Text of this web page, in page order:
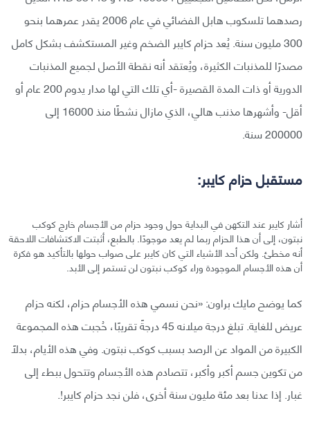
رصدهما تلسكوب هابل الفضائي في عام 2006 يقدر عمرهما بنحو
300 مليون سنة. يُعد حزام كايبر الضخم وغير المستكشف بشكل كامل
مصدرًا للمذنبات الكثيرة، ويُعتقد أنه نقطة الأصل لجميع المذنبات
الدورية أو ذات المدة القصيرة -أي تلك التي لها مدار يدوم 200 عام أو
أقل- وأشهرها مذنب هالي، الذي مازال نشطًا منذ 16000 إلى
200000 سنة.
مستقبل حزام كايبر:
أشار كايبر عند التكهن في البداية حول وجود حزام من الأجسام خارج كوكب
نبتون، إلى أن هذا الحزام ربما لم يعد موجودًا. بالطبع، أثبتت الاكتشافات اللاحقة
أنه مخطئ. ولكن أحد الأشياء التي كان كايبر على صواب حولها بالتأكيد هو فكرة
أن هذه الأجسام الموجودة وراء كوكب نبتون لن تستمر إلى الأبد.
كما يوضح مايك براون: «نحن نسمي هذه الأجسام حزام، لكنه حزام
عريض للغاية. تبلغ درجة ميلانه 45 درجةً تقريبًا، حُجبت هذه المجموعة
الكبيرة من المواد عن الرصد بسبب كوكب نبتون. وفي هذه الأيام، بدلاً
من تكوين جسم أكبر وأكبر، تتصادم هذه الأجسام وتتحول ببطء إلى
غبار. إذا عدنا بعد مئة مليون سنة أخرى، فلن نجد حزام كايبر!.